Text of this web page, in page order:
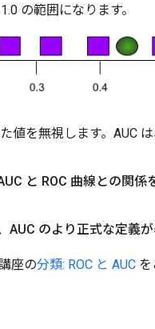
の範囲になります。
値を無視します。AUC
と ROC 曲線との関係
AUC のより正式な定義が
座の分類: ROC と AUC を